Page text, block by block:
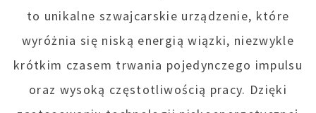
to unikalne szwajcarskie urządzenie, które
wyróżnia się niską energią wiązki, niezwykle
krótkim czasem trwania pojedynczego impulsu
oraz wysoką częstotliwością pracy. Dzięki